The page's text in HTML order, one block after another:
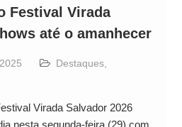
Festival Virada
até o amanhecer
Destaques,
Virada Salvador 2026